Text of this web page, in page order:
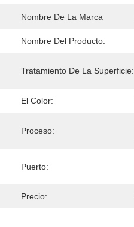
Nombre De La Marca
Nombre Del Producto:
Tratamiento De La Superficie:
El Color:
Proceso:
Puerto:
Precio: